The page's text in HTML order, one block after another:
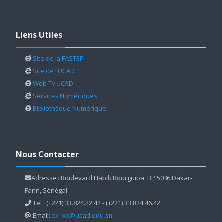
Liens Utiles
Site de la FASTEF
Site de l'UCAD
Web Tv UCAD
Services Numériques
Bibliothèque Numérique
Nous Contacter
Adresse : Boulevard Habib Bourguiba, BP 5036 Dakar-
Fann, Sénégal
Tel : (+221) 33.824.22.42 - (+221) 33.824.46.42
Email: xx--xx@ucad.edu.sn